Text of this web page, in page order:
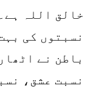
خالق اللہ ہے۔
نسبتوں کی
باطن نے
نسبت عشق،